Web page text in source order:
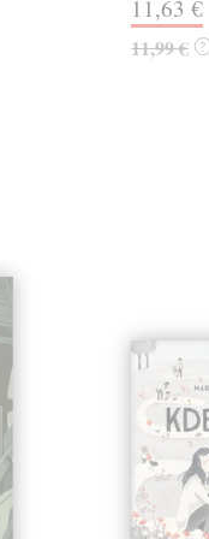
11,63 €
11,99 € ?